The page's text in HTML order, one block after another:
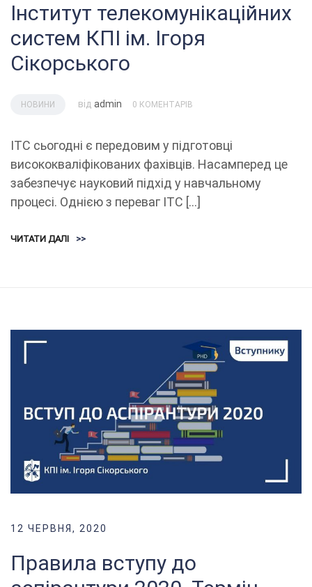
Інститут телекомунікаційних
систем КПІ ім. Ігоря
Сікорського
НОВИНИ від admin 0 КОМЕНТАРІВ
ІТС сьогодні є передовим у підготовці
висококваліфікованих фахівців. Насамперед це
забезпечує науковий підхід у навчальному
процесі. Однією з переваг ІТС […]
ЧИТАТИ ДАЛІ >>
12 ЧЕРВНЯ, 2020
Правила вступу до